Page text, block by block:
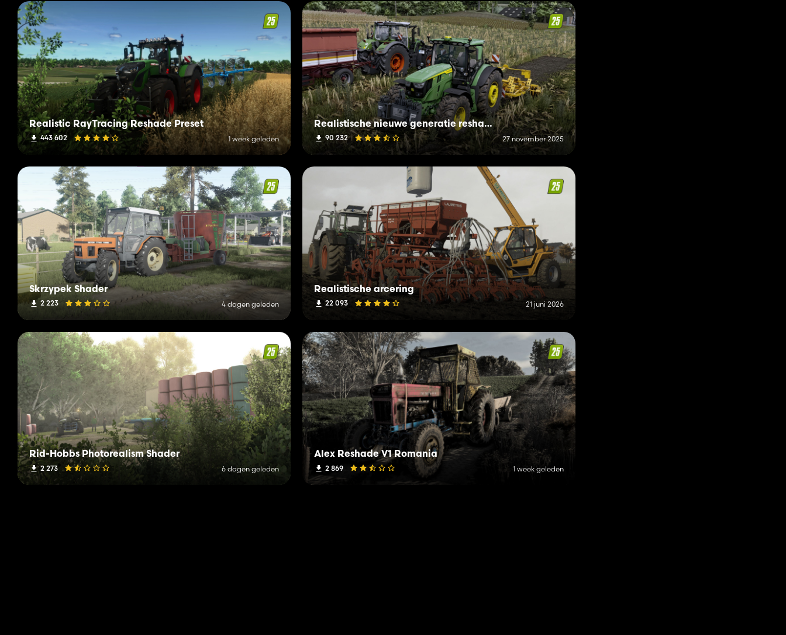
Realistic RayTracing Reshade Preset
443 602 1 week geleden
Realistische nieuwe generatie reshade + verlichting
90 232 27 november 2025
Skrzypek Shader
2 223 4 dagen geleden
Realistische arcering
22 093 21 juni 2026
Rid-Hobbs Photorealism Shader
2 273 6 dagen geleden
Alex Reshade V1 Romania
2 869 1 week geleden